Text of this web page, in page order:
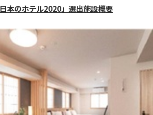
本のホテル2020」選出施設概要